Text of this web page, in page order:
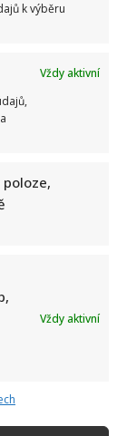
k výběru
Vždy aktivní
Vždy aktivní
koncertu na
Bez chyby
8/10
dcery z